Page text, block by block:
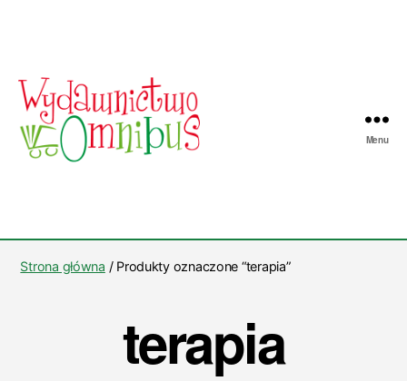
Omnibus
Menu
Strona główna / Produkty oznaczone “terapia”
terapia